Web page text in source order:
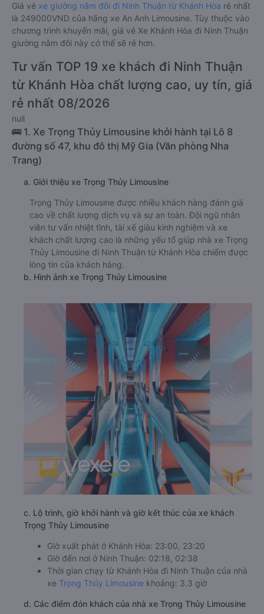
Giá vé xe giường nằm đôi đi Ninh Thuận từ Khánh Hòa rẻ nhất
là 249000VND của hãng xe An Anh Limousine. Tùy thuộc vào
chương trình khuyến mãi, giá vé Xe Khánh Hòa đi Ninh Thuận
giường nằm đôi này có thể sẽ rẻ hơn.
Tư vấn TOP 19 xe khách đi Ninh Thuận
từ Khánh Hòa chất lượng cao, uy tín, giá
rẻ nhất 08/2026
null
🚌 1. Xe Trọng Thủy Limousine khởi hành tại Lô 8
đường số 47, khu đô thị Mỹ Gia (Văn phòng Nha
Trang)
a. Giới thiệu xe Trọng Thủy Limousine
Trọng Thủy Limousine được nhiều khách hàng đánh giá
cao về chất lượng dịch vụ và sự an toàn. Đội ngũ nhân
viên tư vấn nhiệt tình, tài xế giàu kinh nghiệm và xe
khách chất lượng cao là những yếu tố giúp nhà xe Trọng
Thủy Limousine đi Ninh Thuận từ Khánh Hòa chiếm được
lòng tin của khách hàng.
b. Hình ảnh xe Trọng Thủy Limousine
c. Lộ trình, giờ khởi hành và giờ kết thúc của xe khách
Trọng Thủy Limousine
Giờ xuất phát ở Khánh Hòa: 23:00, 23:20
Giờ đến nơi ở Ninh Thuận: 02:18, 02:38
Thời gian chạy từ Khánh Hòa đi Ninh Thuận của nhà
xe Trọng Thủy Limousine khoảng: 3.3 giờ
d. Các điểm đón khách của nhà xe Trọng Thủy Limousine